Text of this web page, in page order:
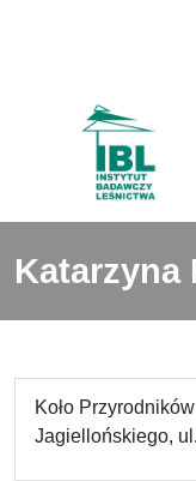
Katarzyna
Koło
Jagiellońskiego,